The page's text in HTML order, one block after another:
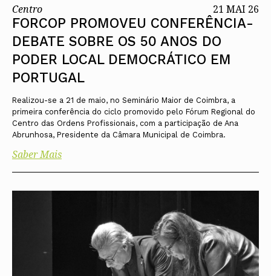
Centro 21 MAI 26
FORCOP PROMOVEU CONFERÊNCIA-
DEBATE SOBRE OS 50 ANOS DO
PODER LOCAL DEMOCRÁTICO EM
PORTUGAL
Realizou-se a 21 de maio, no Seminário Maior de Coimbra, a
primeira conferência do ciclo promovido pelo Fórum Regional do
Centro das Ordens Profissionais, com a participação de Ana
Abrunhosa, Presidente da Câmara Municipal de Coimbra.
Saber Mais